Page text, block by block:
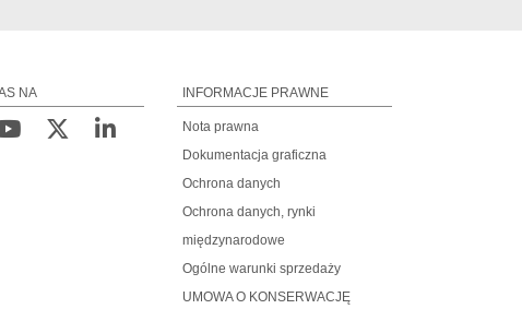
NA INFORMACJE PRAWNE
Nota prawna
Dokumentacja graficzna
Ochrona danych
Ochrona danych, rynki
międzynarodowe
Ogólne warunki sprzedaży
UMOWA O KONSERWACJĘ